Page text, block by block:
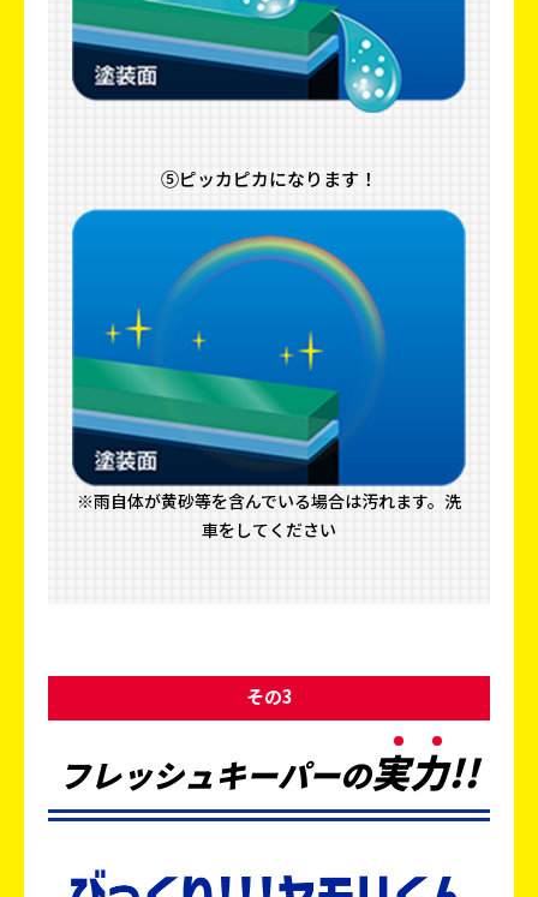
⑤ピッカピカになります！
※雨自体が黄砂等を含んでいる場合は汚れます。洗
車をしてください
その3
フレッシュキーパーの実力!!